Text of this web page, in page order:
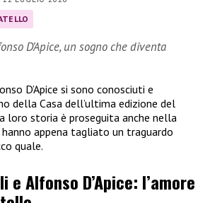
D’Apice, un sogno che diventa
D’Apice si sono conosciuti e
della Casa dell’ultima edizione del
loro storia è proseguita anche nella
appena tagliato un traguardo
quale.
e Alfonso D’Apice: l’amore